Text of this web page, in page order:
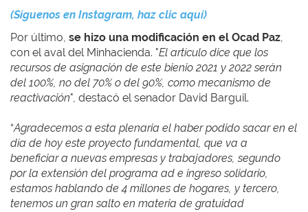
(Síguenos en Instagram, haz clic aquí)
Por último, se hizo una modificación en el Ocad Paz,
con el aval del Minhacienda. "El artículo dice que los
recursos de asignación de este bienio 2021 y 2022 serán
del 100%, no del 70% o del 90%, como mecanismo de
reactivación", destacó el senador David Barguil.
“Agradecemos a esta plenaria el haber podido sacar en el
día de hoy este proyecto fundamental, que va a
beneficiar a nuevas empresas y trabajadores, segundo
por la extensión del programa ad e ingreso solidario,
estamos hablando de 4 millones de hogares, y tercero,
tenemos un gran salto en materia de gratuidad